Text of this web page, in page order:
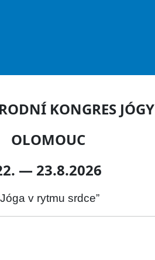
KONGRES JÓGY
OLOMOUC
— 23.8.2026
v rytmu srdce”